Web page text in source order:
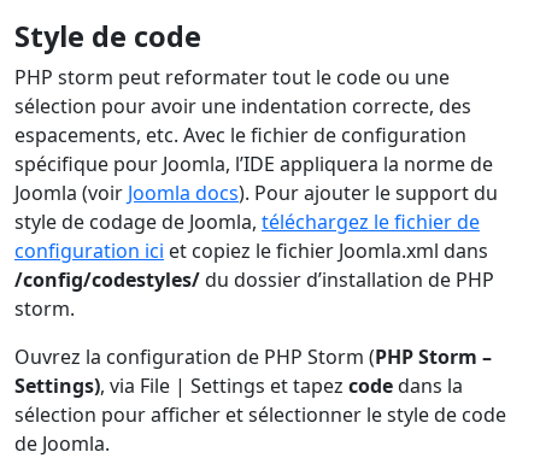
Style de code
PHP storm peut reformater tout le code ou une
sélection pour avoir une indentation correcte, des
espacements, etc. Avec le fichier de configuration
spécifique pour Joomla, l’IDE appliquera la norme de
Joomla (voir Joomla docs). Pour ajouter le support du
style de codage de Joomla, téléchargez le fichier de
configuration ici et copiez le fichier Joomla.xml dans
/config/codestyles/du dossier d’installation de PHP
storm.
Ouvrez la configuration de PHP Storm (PHP Storm –
Settings), via File | Settings et tapez codedans la
sélection pour afficher et sélectionner le style de code
de Joomla.